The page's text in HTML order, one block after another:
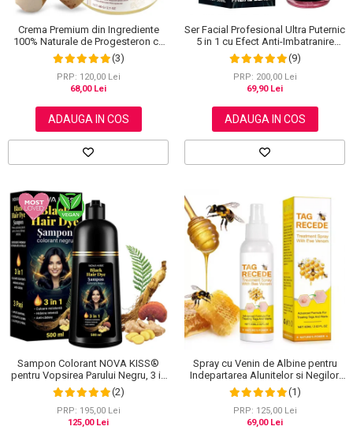
Crema Premium din Ingrediente
100% Naturale de Progesteron ce
amelioreaza Menstruatia sau
Menopauza, Elaimei 60 g
(3)
PRP: 120,00 Lei
68,00 Lei
ADAUGA IN COS
Ser Facial Profesional Ultra Puternic
5 in 1 cu Efect Anti-Imbatranire
NOVA KISS®, 30 ml
(9)
PRP: 200,00 Lei
69,90 Lei
ADAUGA IN COS
Sampon Colorant NOVA KISS®
pentru Vopsirea Parului Negru, 3 in
1, Acoperire Fire Albe, 500 ml
(2)
PRP: 195,00 Lei
125,00 Lei
Spray cu Venin de Albine pentru
Indepartarea Alunitelor si Negilor,
NOVA KISS®, 60 ml
(1)
PRP: 125,00 Lei
69,00 Lei